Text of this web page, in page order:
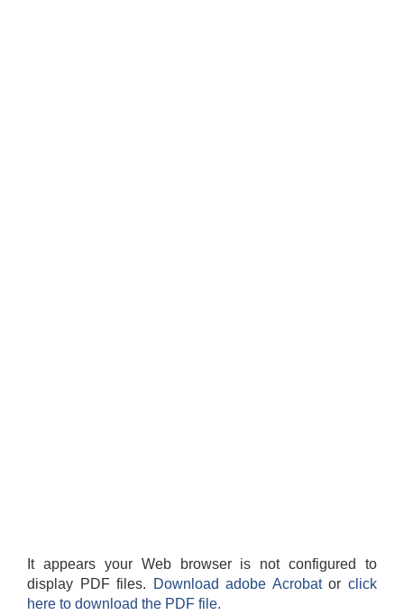
It appears your Web browser is not configured to
display PDF files.
Download adobe Acrobatorclick
here to download the PDF file.